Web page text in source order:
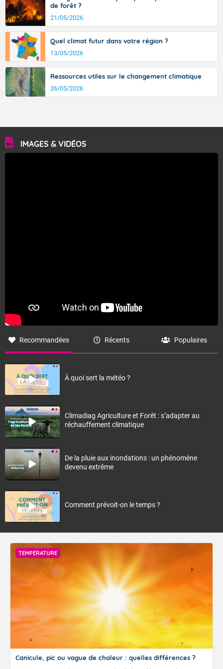
de forêt ?
21/05/2026
Quel climat futur dans votre région ?
13/05/2026
Ressources utiles sur le changement climatique
26/05/2026
IMAGES & VIDÉOS
Recommandées Récents Populaires
À quoi sert la météo ?
Climadiag Agriculture et Forêt : s’adapter au
réchauffement climatique
De la pluie aux inondations : un phénomène
devenu extrême
Comment prévoit-on le temps ?
TEMPÉRATURE
Canicule, pic ou vague de chaleur : quelles différences ?